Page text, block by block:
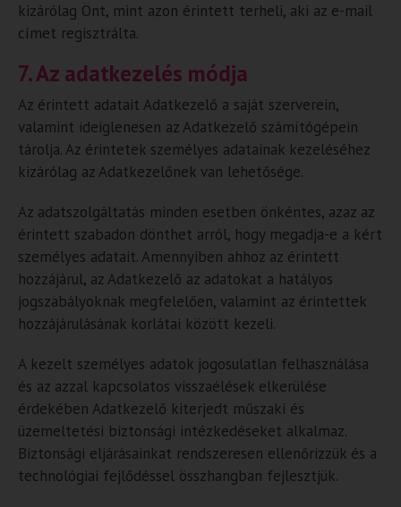
kizárólag Önt, mint azon érintett terheli, aki az e-mail
címet regisztrálta.
7. Az adatkezelés módja
Az érintett adatait Adatkezelő a saját szerverein,
valamint ideiglenesen az Adatkezelő számítógépein
tárolja. Az érintetek személyes adatainak kezeléséhez
kizárólag az Adatkezelőnek van lehetősége.
Az adatszolgáltatás minden esetben önkéntes, azaz az
érintett szabadon dönthet arról, hogy megadja-e a kért
személyes adatait. Amennyiben ahhoz az érintett
hozzájárul, az Adatkezelő az adatokat a hatályos
jogszabályoknak megfelelően, valamint az érintettek
hozzájárulásának korlátai között kezeli.
A kezelt személyes adatok jogosulatlan felhasználása
és az azzal kapcsolatos visszaélések elkerülése
érdekében Adatkezelő kiterjedt műszaki és
üzemeltetési biztonsági intézkedéseket alkalmaz.
Biztonsági eljárásainkat rendszeresen ellenőrizzük és a
technológiai fejlődéssel összhangban fejlesztjük.